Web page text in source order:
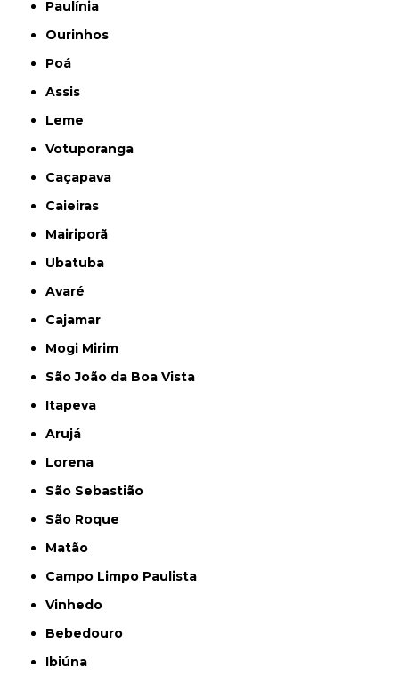
Paulínia
Ourinhos
Poá
Assis
Leme
Votuporanga
Caçapava
Caieiras
Mairiporã
Ubatuba
Avaré
Cajamar
Mogi Mirim
São João da Boa Vista
Itapeva
Arujá
Lorena
São Sebastião
São Roque
Matão
Campo Limpo Paulista
Vinhedo
Bebedouro
Ibiúna